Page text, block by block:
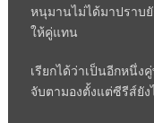
หนุมานไม่ได้มาปราบ
ให้คู่แทน
เรียกได้ว่าเป็นอีกหนึ่ง
จับตามองตั้งแต่ซีรีส์ยัง